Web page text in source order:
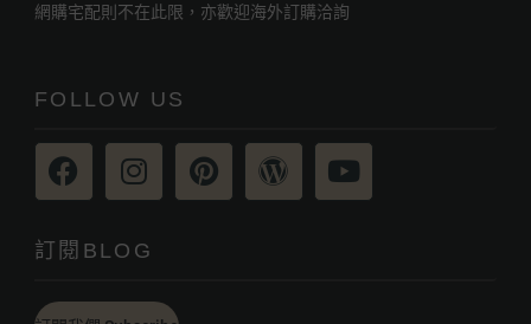
網購宅配則不在此限，亦歡迎海外訂購洽詢
FOLLOW US
訂閱BLOG